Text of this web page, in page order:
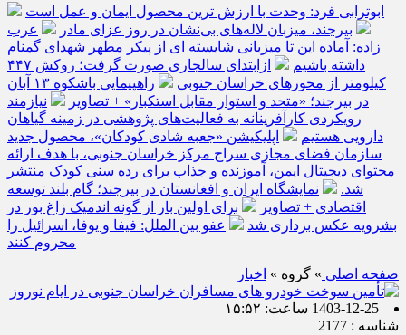
ابوترابی فرد: وحدت با ارزش ترین محصول ایمان و عمل است
بیرجند، میزبان لاله‌های بی‌نشان در روز عزای مادر
عرب
زاده: آماده این تا میزبانی شایسته ای از پیکر مطهر شهدای گمنام
داشته باشیم
ازابتدای سالجاری صورت گرفت؛ روکش ۴۴۷
کیلومتر از محورهای خراسان جنوبی
راهپیمایی باشکوه ۱۳ آبان
در بیرجند؛ «متحد و استوار مقابل استکبار» + تصاویر
نیازمند
رویکردی کارآفرینانه به فعالیت‌های پژوهشی در زمینه گیاهان
دارویی هستیم
اپلیکیشن «جعبه شادی کودکان»، محصول جدید
سازمان فضای مجازی سراج مرکز خراسان جنوبی، با هدف ارائه
محتوای دیجیتال ایمن، آموزنده و جذاب برای رده سنی کودک منتشر
شد.
نمایشگاه ایران و افغانستان در بیرجند؛ گام بلند توسعه
اقتصادی + تصاویر
برای اولین بار از گونه اندمیک زاغ بور در
بشرویه عکس برداری شد
عفو بین الملل: فیفا و یوفا، اسرائیل را
محروم کنند
صفحه اصلی » گروه » اخبار
1403-12-25 ساعت: ۱۵:۵۲
شناسه : 2177